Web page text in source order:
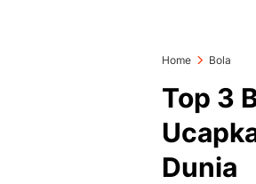
Home Bola
Top 3
Dunia